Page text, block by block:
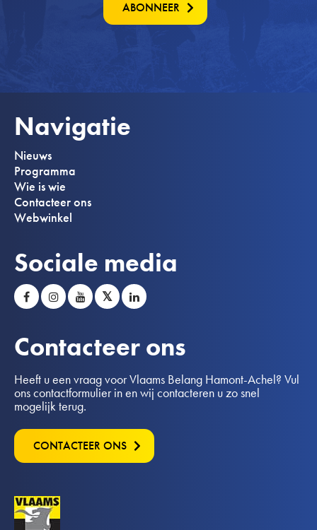
ABONNEER
Navigatie
Nieuws
Programma
Wie is wie
Contacteer ons
Webwinkel
Sociale media
𝕏
Contacteer ons
Heeft u een vraag voor Vlaams Belang Hamont-Achel? Vul
ons contactformulier in en wij contacteren u zo snel
mogelijk terug.
CONTACTEER ONS